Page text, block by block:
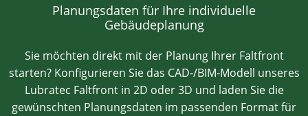
Planungsdaten für Ihre individuelle
Gebäudeplanung
Sie möchten direkt mit der Planung Ihrer Faltfront
starten? Konfigurieren Sie das CAD-/BIM-Modell unseres
Lubratec Faltfront in 2D oder 3D und laden Sie die
gewünschten Planungsdaten im passenden Format für